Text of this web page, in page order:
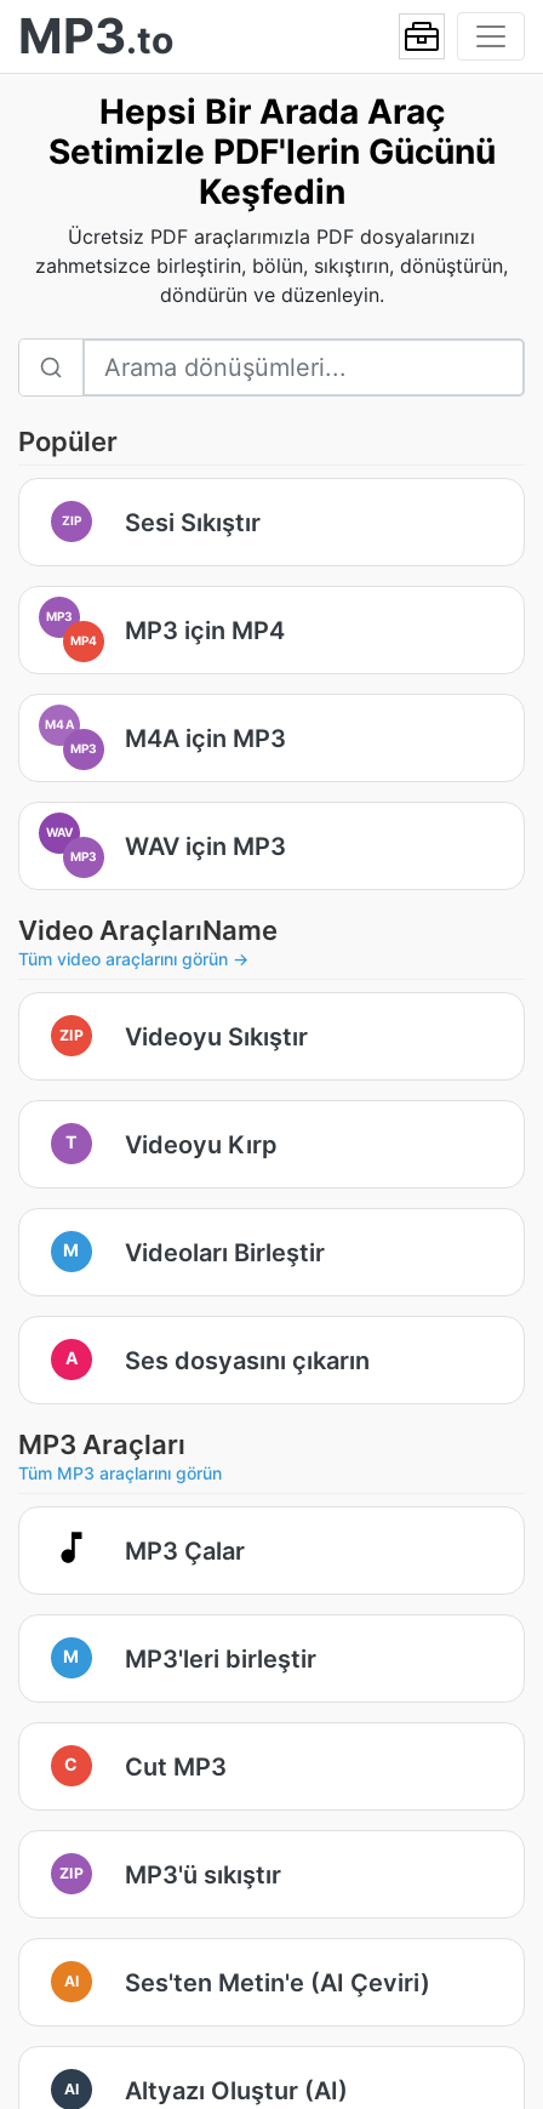
MP3.to
Hepsi Bir Arada Araç
Setimizle PDF'lerin Gücünü
Keşfedin
Ücretsiz PDF araçlarımızla PDF dosyalarınızı
zahmetsizce birleştirin, bölün, sıkıştırın, dönüştürün,
döndürün ve düzenleyin.
Popüler
ZIP Sesi Sıkıştır
MP3
MP4
MP3 için MP4
M4A
MP3
M4A için MP3
WAV
MP3
WAV için MP3
Video AraçlarıName
Tüm video araçlarını görün →
ZIP Videoyu Sıkıştır
T Videoyu Kırp
M Videoları Birleştir
A Ses dosyasını çıkarın
MP3 Araçları
Tüm MP3 araçlarını görün
MP3 Çalar
M MP3'leri birleştir
C Cut MP3
ZIP MP3'ü sıkıştır
AI Ses'ten Metin'e (AI Çeviri)
AI Altyazı Oluştur (AI)